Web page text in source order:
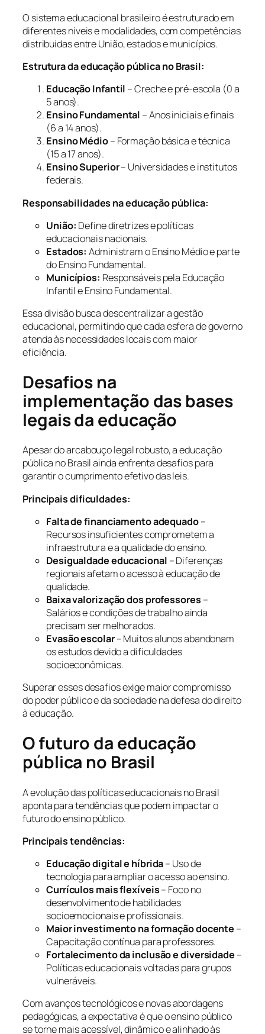
O sistema educacional brasileiro é estruturado em
diferentes níveis e modalidades, com competências
distribuídas entre União, estados e municípios.
Estrutura da educação pública no Brasil:
Educação Infantil – Creche e pré-escola (0 a
5 anos).
Ensino Fundamental – Anos iniciais e finais
(6 a 14 anos).
Ensino Médio– Formação básica e técnica
(15 a 17 anos).
Ensino Superior– Universidades e institutos
federais.
Responsabilidades na educação pública:
União: Define diretrizes e políticas
educacionais nacionais.
Estados: Administram o Ensino Médio e parte
do Ensino Fundamental.
Municípios: Responsáveis pela Educação
Infantil e Ensino Fundamental.
Essa divisão busca descentralizar a gestão
educacional, permitindo que cada esfera de governo
atenda às necessidades locais com maior
eficiência.
Desafios na
implementação das bases
legais da educação
Apesar do arcabouço legal robusto, a educação
pública no Brasil ainda enfrenta desafios para
garantir o cumprimento efetivo das leis.
Principais dificuldades:
Falta de financiamento adequado–
Recursos insuficientes comprometem a
infraestrutura e a qualidade do ensino.
Desigualdade educacional – Diferenças
regionais afetam o acesso à educação de
qualidade.
Baixa valorização dos professores –
Salários e condições de trabalho ainda
precisam ser melhorados.
Evasão escolar– Muitos alunos abandonam
os estudos devido a dificuldades
socioeconômicas.
Superar esses desafios exige maior compromisso
do poder público e da sociedade na defesa do direito
à educação.
O futuro da educação
pública no Brasil
A evolução das políticas educacionais no Brasil
aponta para tendências que podem impactar o
futuro do ensino público.
Principais tendências:
Educação digital e híbrida– Uso de
tecnologia para ampliar o acesso ao ensino.
Currículos mais flexíveis– Foco no
desenvolvimento de habilidades
socioemocionais e profissionais.
Maior investimento na formação docente –
Capacitação contínua para professores.
Fortalecimento da inclusão e diversidade –
Políticas educacionais voltadas para grupos
vulneráveis.
Com avanços tecnológicos e novas abordagens
pedagógicas, a expectativa é que o ensino público
se torne mais acessível, dinâmico e alinhado às